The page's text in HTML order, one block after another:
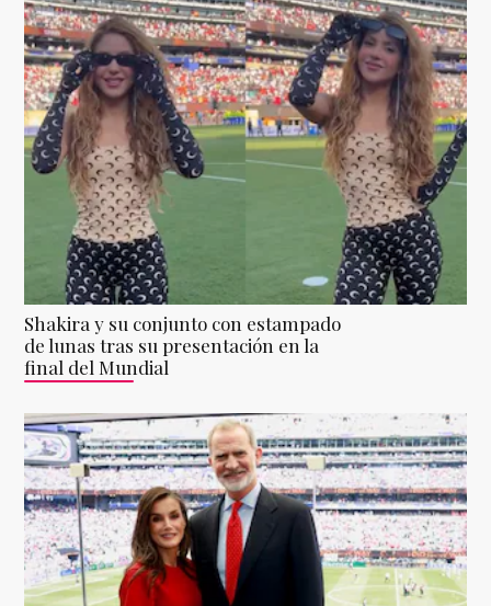
Shakira y su conjunto con estampado
de lunas tras su presentación en la
final del Mundial